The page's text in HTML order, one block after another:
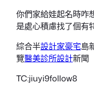
你們家給娃起名時咋
是處心積慮找了個有
綜合半設計家豪宅島
覽醫美診所設計新聞
TC:jiuyi9follow8